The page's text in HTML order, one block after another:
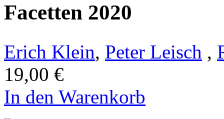
Facetten 2020
Erich Klein, Peter Leisch ,
19,00 €
In den Warenkorb